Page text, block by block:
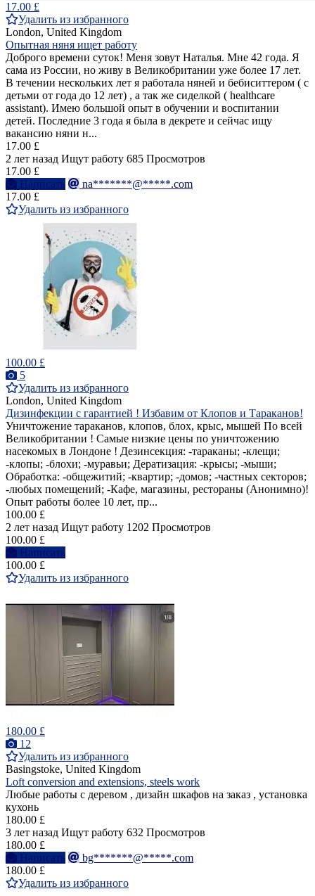
17.00 £
Удалить из избранного
London, United Kingdom
Опытная няня ищет работу
Доброго времени суток! Меня зовут Наталья. Мне 42 года. Я
сама из России, но живу в Великобритании уже более 17 лет.
В течении нескольких лет я работала няней и бебиситтером ( с
детьми от года до 12 лет) , а так же сиделкой ( healthcare
assistant). Имею большой опыт в обучении и воспитании
детей. Последние 3 года я была в декрете и сейчас ищу
вакансию няни н...
17.00 £
2 лет назад Ищут работу 685 Просмотров
17.00 £
Написать
na*******@*****.com
17.00 £
Удалить из избранного
100.00 £
5
Удалить из избранного
London, United Kingdom
Дизинфекции с гарантией ! Избавим от Клопов и Тараканов!
Уничтожение тараканов, клопов, блох, крыс, мышей По всей
Великобритании ! Самые низкие цены по уничтожению
насекомых в Лондоне ! Дезинсекция: -тараканы; -клещи;
-клопы; -блохи; -муравьи; Дератизация: -крысы; -мыши;
Обработка: -общежитий; -квартир; -домов; -частных секторов;
-любых помещений; -Кафе, магазины, рестораны (Анонимно)!
Опыт работы более 10 лет, пр...
100.00 £
2 лет назад Ищут работу 1202 Просмотров
100.00 £
Написать
100.00 £
Удалить из избранного
180.00 £
12
Удалить из избранного
Basingstoke, United Kingdom
Loft conversion and extensions, steels work
Любые работы с деревом , дизайн шкафов на заказ , установка
кухонь
180.00 £
3 лет назад Ищут работу 632 Просмотров
180.00 £
Написать
bg*******@*****.com
180.00 £
Удалить из избранного